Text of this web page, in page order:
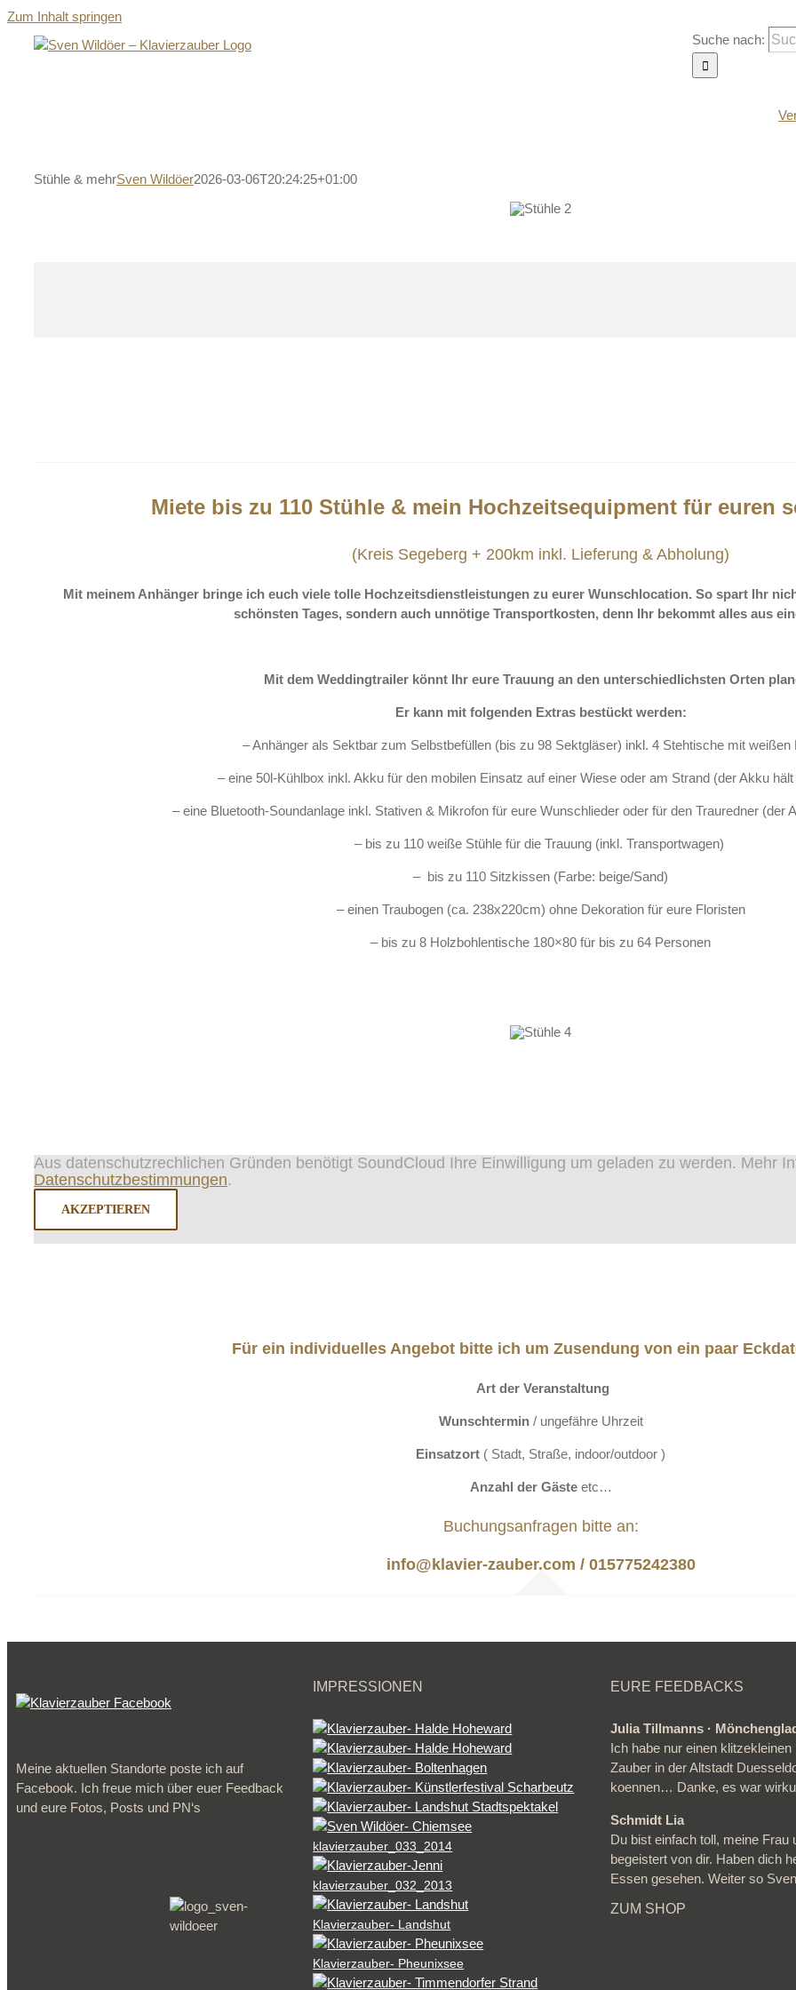
Zum Inhalt springen
Suche nach:
Stühle & mehrSven Wildöer2026-03-06T20:24:25+01:00
Miete bis zu 110 Stühle & mein Hochzeitsequipment für euren
(Kreis Segeberg + 200km inkl. Lieferung & Abholung)
Mit meinem Anhänger bringe ich euch viele tolle Hochzeitsdienstleistungen zu eurer Wunschlocation. So spart Ihr
schönsten Tages, sondern auch unnötige Transportkosten, denn Ihr bekommt alles aus
Mit dem Weddingtrailer könnt Ihr eure Trauung an den unterschiedlichsten Orten
Er kann mit folgenden Extras bestückt werden:
– Anhänger als Sektbar zum Selbstbefüllen (bis zu 98 Sektgläser) inkl. 4 Stehtische mit weißen
– eine 50l-Kühlbox inkl. Akku für den mobilen Einsatz auf einer Wiese oder am Strand (der Akku
– eine Bluetooth-Soundanlage inkl. Stativen & Mikrofon für eure Wunschlieder oder für den Trauredner (der
– bis zu 110 weiße Stühle für die Trauung (inkl. Transportwagen)
– bis zu 110 Sitzkissen (Farbe: beige/Sand)
– einen Traubogen (ca. 238x220cm) ohne Dekoration für eure Floristen
– bis zu 8 Holzbohlentische 180×80 für bis zu 64 Personen
Aus datenschutzrechlichen Gründen benötigt SoundCloud Ihre Einwilligung um geladen zu werden. Mehr
Datenschutzbestimmungen.
AKZEPTIEREN
Für ein individuelles Angebot bitte ich um Zusendung von ein paar
Art der Veranstaltung
Wunschtermin/ ungefähre Uhrzeit
Einsatzort ( Stadt, Straße, indoor/outdoor )
Anzahl der Gästeetc…
Buchungsanfragen bitte an:
info@klavier-zauber.com / 015775242380
Meine aktuellen Standorte poste ich auf
Facebook. Ich freue mich über euer Feedback
und eure Fotos, Posts und PN‘s
IMPRESSIONEN
klavierzauber_033_2014
klavierzauber_032_2013
Klavierzauber- Landshut
Klavierzauber- Pheunixsee
EURE FEEDBACKS
Julia Tillmanns ·
Ich habe nur einen
Zauber in der Altstadt
koennen… Danke, es war
Schmidt Lia
Du bist einfach toll, meine Frau
begeistert von dir. Haben dich
Essen gesehen. Weiter so
ZUM SHOP